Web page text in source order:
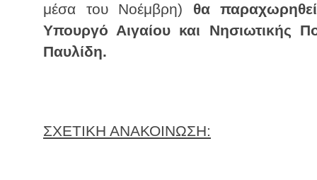
μέσα του Νοέμβρη) θα
Υπουργό Αιγαίου και Νησιωτικής
Παυλίδη.
ΣΧΕΤΙΚΗ ΑΝΑΚΟΙΝΩΣΗ: